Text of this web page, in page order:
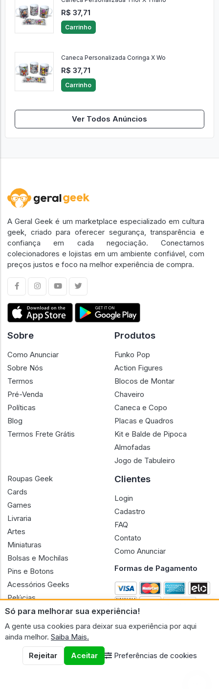
R$ 37,71
Carrinho
Caneca Personalizada Coringa X Wo
R$ 37,71
Carrinho
Ver Todos Anúncios
Só para melhorar sua experiência!
A gente usa cookies para deixar sua experiência por aqui
ainda melhor. Saiba Mais.
Rejeitar
Aceitar Preferências de cookies
A Geral Geek é um marketplace especializado em cultura
geek, criado para oferecer segurança, transparência e
confiança em cada negociação. Conectamos
colecionadores e lojistas em um ambiente confiável, com
preços justos e foco na melhor experiência de compra.
Sobre
Como Anunciar
Sobre Nós
Termos
Pré-Venda
Políticas
Blog
Termos Frete Grátis
Produtos
Funko Pop
Action Figures
Blocos de Montar
Chaveiro
Caneca e Copo
Placas e Quadros
Kit e Balde de Pipoca
Almofadas
Jogo de Tabuleiro
Roupas Geek
Cards
Games
Livraria
Artes
Miniaturas
Bolsas e Mochilas
Pins e Botons
Acessórios Geeks
Pelúcias
Bonecas
Clientes
Login
Cadastro
FAQ
Contato
Como Anunciar
Formas de Pagamento
CNPJ n.º 30.220.458/0001-17 - GERAL GEEK PORTAL ELETRONICO